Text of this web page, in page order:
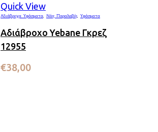
Quick View
Αδιάβροχα Υφάσματα Νέες Παραλαβές Υφάσματα
Αδιάβροχο Yebane Γκρεζ
12955
€38,00